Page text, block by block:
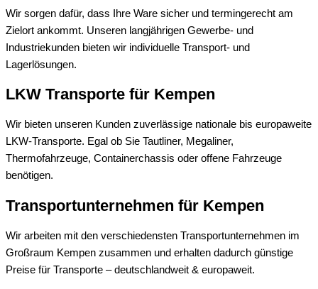
Wir sorgen dafür, dass Ihre Ware sicher und termingerecht am
Zielort ankommt. Unseren langjährigen Gewerbe- und
Industriekunden bieten wir individuelle Transport- und
Lagerlösungen.
LKW Transporte für Kempen
Wir bieten unseren Kunden zuverlässige nationale bis europaweite
LKW-Transporte. Egal ob Sie Tautliner, Megaliner,
Thermofahrzeuge, Containerchassis oder offene Fahrzeuge
benötigen.
Transportunternehmen für Kempen
Wir arbeiten mit den verschiedensten Transportunternehmen im
Großraum Kempen zusammen und erhalten dadurch günstige
Preise für Transporte – deutschlandweit & europaweit.